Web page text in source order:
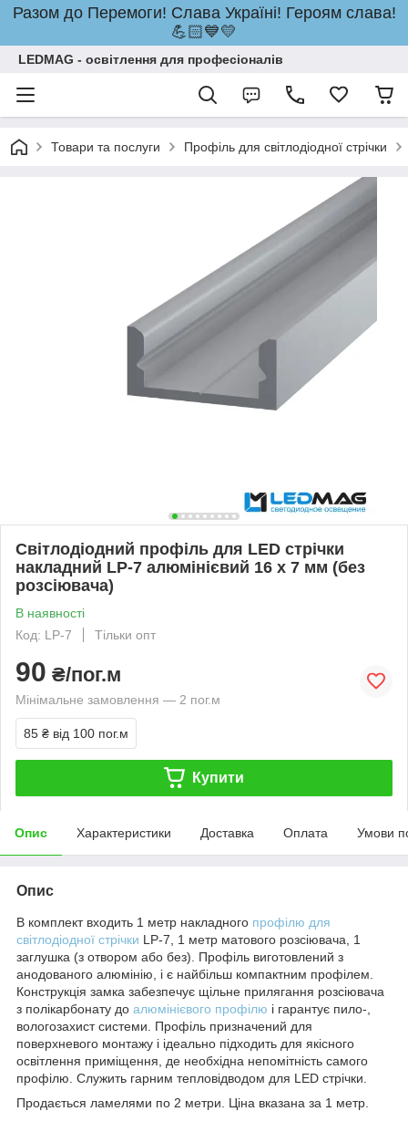
Разом до Перемоги! Слава Україні! Героям слава!
💪🏻💙💛
LEDMAG - освітлення для професіоналів
Товари та послуги Профіль для світлодіодної стрічки
Світлодіодний профіль для LED стрічки
накладний LP-7 алюмінієвий 16 х 7 мм (без
розсіювача)
В наявності
Код: LP-7
Тільки опт
90 ₴/пог.м
Мінімальне замовлення — 2 пог.м
85 ₴ від 100 пог.м
Купити
Опис Характеристики Доставка Оплата Умови
Опис
В комплект входить 1 метр накладного профілю для
світлодіодної стрічки LP-7, 1 метр матового розсіювача, 1
заглушка (з отвором або без). Профіль виготовлений з
анодованого алюмінію, і є найбільш компактним профілем.
Конструкція замка забезпечує щільне прилягання розсіювача
з полікарбонату до алюмінієвого профілю і гарантує пило-,
вологозахист системи. Профіль призначений для
поверхневого монтажу і ідеально підходить для якісного
освітлення приміщення, де необхідна непомітність самого
профілю. Служить гарним тепловідводом для LED стрічки.
Продається ламелями по 2 метри. Ціна вказана за 1 метр.